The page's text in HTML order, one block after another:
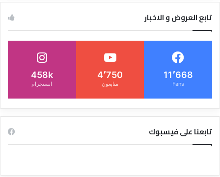
تابع العروض و الاخبار
11٬668
Fans
4٬750
متابعون
458k
انستجرام
تابعنا على فيسبوك